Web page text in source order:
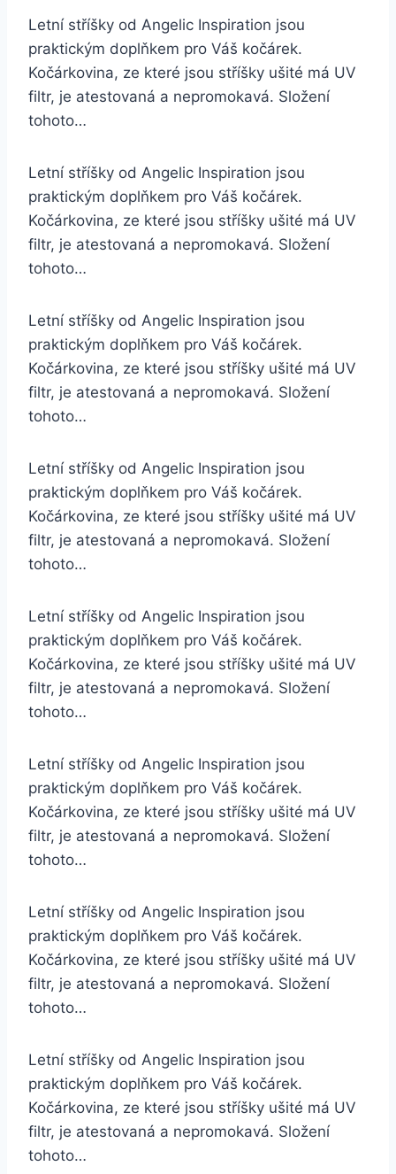
Letní stříšky od Angelic Inspiration jsou
praktickým doplňkem pro Váš kočárek.
Kočárkovina, ze které jsou stříšky ušité má UV
filtr, je atestovaná a nepromokavá. Složení
tohoto…
Letní stříšky od Angelic Inspiration jsou
praktickým doplňkem pro Váš kočárek.
Kočárkovina, ze které jsou stříšky ušité má UV
filtr, je atestovaná a nepromokavá. Složení
tohoto…
Letní stříšky od Angelic Inspiration jsou
praktickým doplňkem pro Váš kočárek.
Kočárkovina, ze které jsou stříšky ušité má UV
filtr, je atestovaná a nepromokavá. Složení
tohoto…
Letní stříšky od Angelic Inspiration jsou
praktickým doplňkem pro Váš kočárek.
Kočárkovina, ze které jsou stříšky ušité má UV
filtr, je atestovaná a nepromokavá. Složení
tohoto…
Letní stříšky od Angelic Inspiration jsou
praktickým doplňkem pro Váš kočárek.
Kočárkovina, ze které jsou stříšky ušité má UV
filtr, je atestovaná a nepromokavá. Složení
tohoto…
Letní stříšky od Angelic Inspiration jsou
praktickým doplňkem pro Váš kočárek.
Kočárkovina, ze které jsou stříšky ušité má UV
filtr, je atestovaná a nepromokavá. Složení
tohoto…
Letní stříšky od Angelic Inspiration jsou
praktickým doplňkem pro Váš kočárek.
Kočárkovina, ze které jsou stříšky ušité má UV
filtr, je atestovaná a nepromokavá. Složení
tohoto…
Letní stříšky od Angelic Inspiration jsou
praktickým doplňkem pro Váš kočárek.
Kočárkovina, ze které jsou stříšky ušité má UV
filtr, je atestovaná a nepromokavá. Složení
tohoto…